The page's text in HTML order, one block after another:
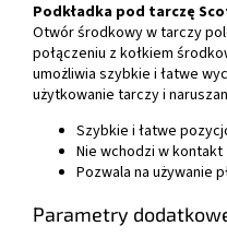
Podkładka pod tarczę
Otwór środkowy w tarczy
połączeniu z kołkiem
umożliwia szybkie i łatwe
użytkowanie tarczy i
Szybkie i łatwe
Nie wchodzi w
Pozwala na używanie
Parametry